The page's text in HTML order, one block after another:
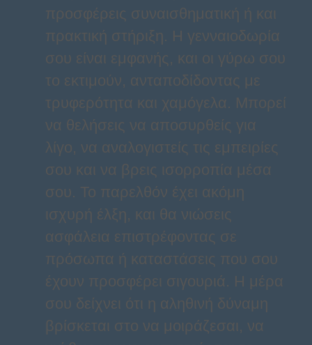
προσφέρεις συναισθηματική ή και
πρακτική στήριξη. Η γενναιοδωρία
σου είναι εμφανής, και οι γύρω σου
το εκτιμούν, ανταποδίδοντας με
τρυφερότητα και χαμόγελα. Μπορεί
να θελήσεις να αποσυρθείς για
λίγο, να αναλογιστείς τις εμπειρίες
σου και να βρεις ισορροπία μέσα
σου. Το παρελθόν έχει ακόμη
ισχυρή έλξη, και θα νιώσεις
ασφάλεια επιστρέφοντας σε
πρόσωπα ή καταστάσεις που σου
έχουν προσφέρει σιγουριά. Η μέρα
σου δείχνει ότι η αληθινή δύναμη
βρίσκεται στο να μοιράζεσαι, να